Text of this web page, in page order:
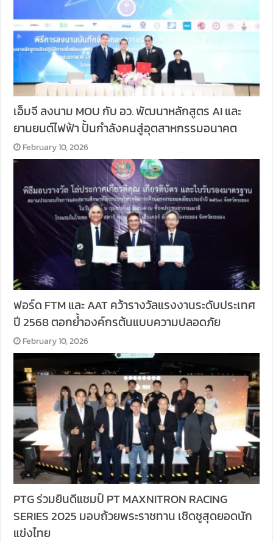
เอ็มจี ลงนาม MOU กับ อว. พัฒนาหลักสูตร AI และ
ยานยนต์ไฟฟ้า ปั้นกำลังคนสู่อุตสาหกรรมอนาคต
February 10, 2026
ฟอร์ด FTM และ AAT คว้ารางวัลแรงงานระดับประเทศ
ปี 2568 ตอกย้ำองค์กรต้นแบบความปลอดภัย
February 10, 2026
PTG ร่วมยินดีแชมป์ PT MAXNITRON RACING
SERIES 2025 มอบถ้วยพระราชทาน เชิดชูสุดยอดนัก
แข่งไทย